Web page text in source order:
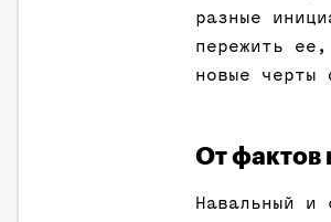
разные
пережить
новые черты
От фактов
Навальный ⁠и